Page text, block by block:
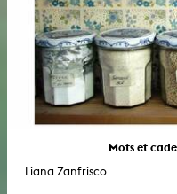
Mots et
Liana Zanfrisco